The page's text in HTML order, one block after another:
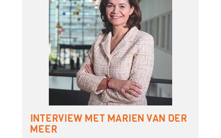
INTERVIEW MET MARIEN VAN DER
MEER